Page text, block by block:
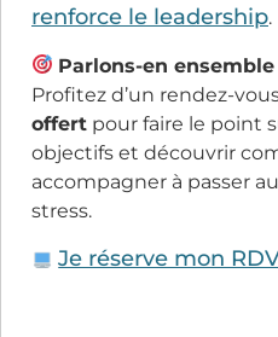
renforce le leadership.
Parlons-en ensemble
Profitez d’un rendez-
offert pour faire le point
objectifs et découvrir
accompagner à passer
stress.
Je réserve mon